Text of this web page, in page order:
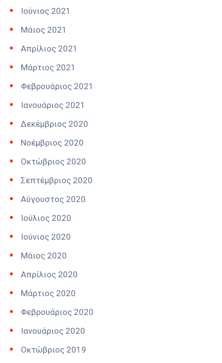
Ιούνιος 2021
Μάιος 2021
Απρίλιος 2021
Μάρτιος 2021
Φεβρουάριος 2021
Ιανουάριος 2021
Δεκέμβριος 2020
Νοέμβριος 2020
Οκτώβριος 2020
Σεπτέμβριος 2020
Αύγουστος 2020
Ιούλιος 2020
Ιούνιος 2020
Μάιος 2020
Απρίλιος 2020
Μάρτιος 2020
Φεβρουάριος 2020
Ιανουάριος 2020
Οκτώβριος 2019